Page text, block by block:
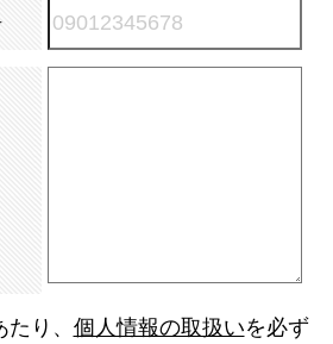
り、 個人情報の取扱いを必ず